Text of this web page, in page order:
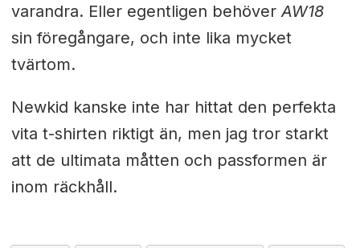
varandra. Eller egentligen behöverAW18
sin föregångare, och inte lika mycket
tvärtom.
Newkid kanske inte har hittat den perfekta
vita t-shirten riktigt än, men jag tror starkt
att de ultimata måtten och passformen är
inom räckhåll.